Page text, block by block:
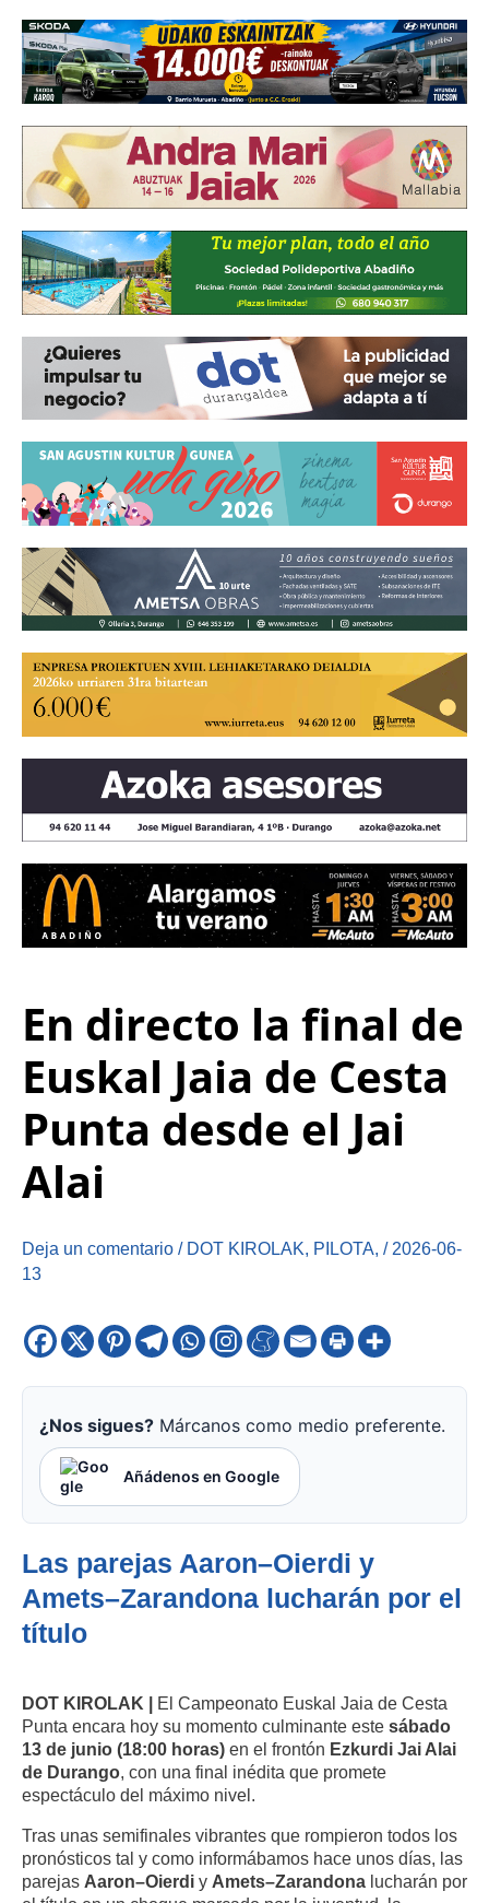
En directo la final de
Euskal Jaia de Cesta
Punta desde el Jai
Alai
Deja un comentario / DOT KIROLAK, PILOTA, / 2026-06-
13
¿Nos sigues? Márcanos como medio preferente.
Añádenos en Google
Las parejas Aaron–Oierdi y
Amets–Zarandona lucharán por el
título
DOT KIROLAK | El Campeonato Euskal Jaia de Cesta
Punta encara hoy su momento culminante este sábado
13 de junio (18:00 horas) en el frontón Ezkurdi Jai Alai
de Durango, con una final inédita que promete
espectáculo del máximo nivel.
Tras unas semifinales vibrantes que rompieron todos los
pronósticos tal y como informábamos hace unos días, las
parejas Aaron–Oierdi y Amets–Zarandona lucharán por